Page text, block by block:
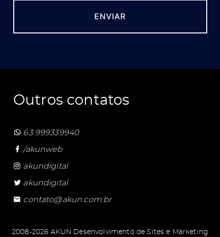
Outros contatos
63 999339940
/akunweb
akundigital
akundigital
contato@akun.com.br
2008-2026 AKUN Desenvolvimento de Sites e Marketing